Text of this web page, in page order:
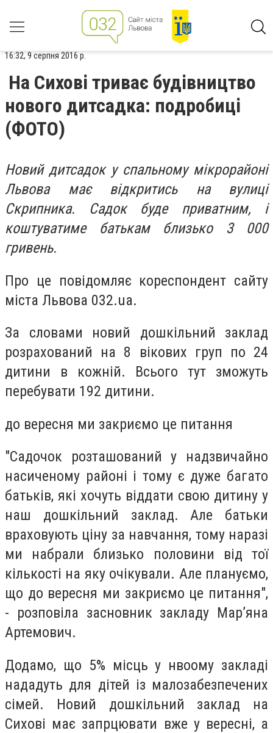
16:32, 9 серпня 2016 р.
На Сихові триває будівництво
нового дитсадка: подробиці
(ФОТО)
Новий дитсадок у спальному мікрорайоні
Львова має відкритись на вулиці
Скрипника. Садок буде приватним, і
коштуватиме батькам близько 3 000
гривень.
Про це повідомляє кореспондент сайту
міста Львова 032.ua.
За словами новий дошкільний заклад
розрахований на 8 вікових груп по 24
дитини в кожній. Всього тут зможуть
перебувати 192 дитини.
до вересня ми закриємо це питання
"Садочок розташований у надзвичайно
насиченому районі і тому є дуже багато
батьків, які хочуть віддати свою дитину у
наш дошкільний заклад. Але батьки
враховують ціну за навчання, тому наразі
ми набрали близько половини від тої
кількості на яку очікували. Але плануємо,
що до вересня ми закриємо це питання",
- розповіла засновник закладу Мар’яна
Артемович.
Додамо, що 5% місць у нвоому закладі
нададуть для дітей із малозабезпечених
сімей. Новий дошкільний заклад на
Сихові має запрцювати вже у вересні, а